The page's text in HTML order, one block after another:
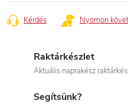
Kérdés Nyomon
Raktárkészlet
Aktuális naprakész
Segítsünk?